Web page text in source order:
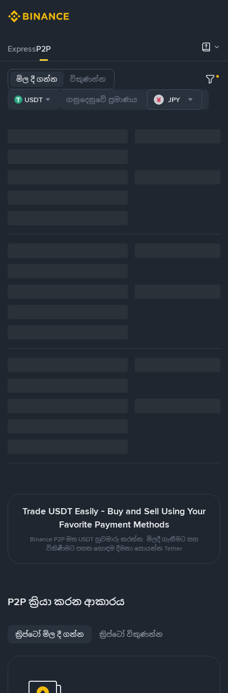
ExpressP2P
මිල දී ගන්න විකුණන්න
USDT JPY
Trade USDT Easily - Buy and Sell Using Your
Favorite Payment Methods
Binance P2P මත USDT හුවමාරු කරන්න. මිලදී ගැනීමට සහ
විකිණීමට පහත හොඳම දීමනා සොයන්න Tether
P2P ක්‍රියා කරන ආකාරය
ක්‍රිප්ටෝ මිල දී ගන්න ක්‍රිප්ටෝ විකුණන්න